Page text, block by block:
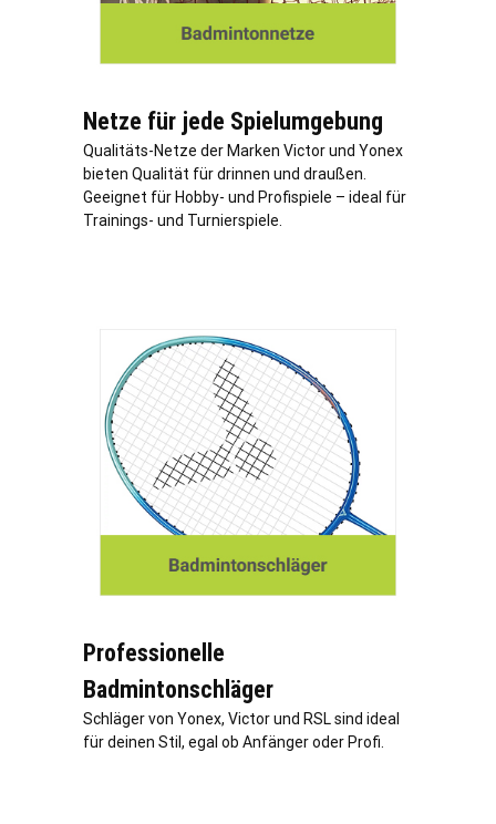
Netze für jede Spielumgebung
Qualitäts-Netze der Marken Victor und Yonex
bieten Qualität für drinnen und draußen.
Geeignet für Hobby- und Profispiele – ideal für
Trainings- und Turnierspiele.
Professionelle
Badmintonschläger
Schläger von Yonex, Victor und RSL sind ideal
für deinen Stil, egal ob Anfänger oder Profi.